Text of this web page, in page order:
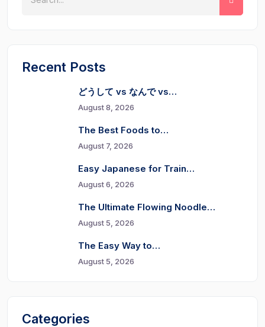
Recent Posts
どうして vs なんで vs…
August 8, 2026
The Best Foods to…
August 7, 2026
Easy Japanese for Train…
August 6, 2026
The Ultimate Flowing Noodle…
August 5, 2026
The Easy Way to…
August 5, 2026
Categories